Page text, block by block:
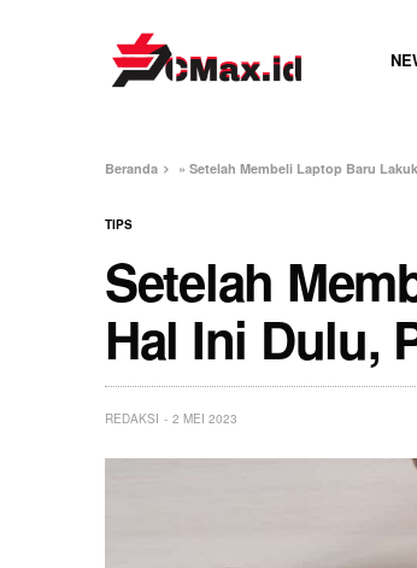
Beranda »Setelah Membeli Laptop Baru
TIPS
Setelah
Hal Ini Dulu,
REDAKSI 2 MEI 2023